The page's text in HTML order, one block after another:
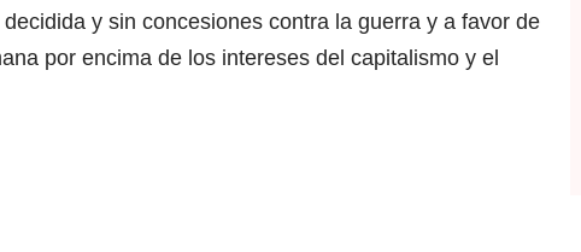
y sin concesiones contra la guerra y a favor de
por encima de los intereses del capitalismo y el